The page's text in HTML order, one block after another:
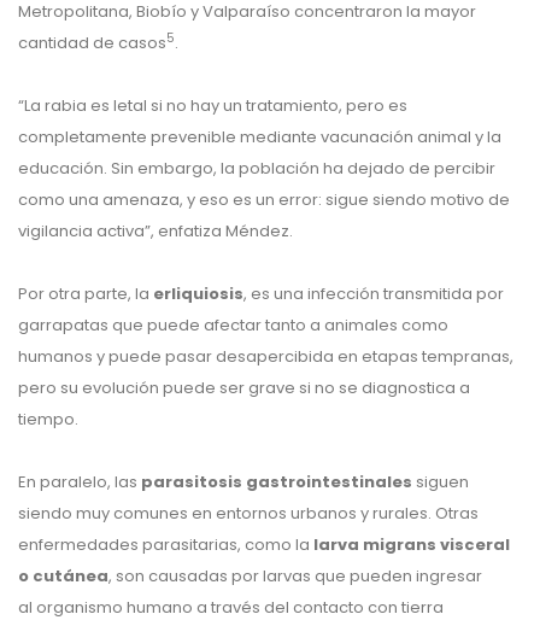
Metropolitana, Biobío y Valparaíso concentraron la mayor
cantidad de casos5.
“La rabia es letal si no hay un tratamiento, pero es
completamente prevenible mediante vacunación animal y la
educación. Sin embargo, la población ha dejado de percibir
como una amenaza, y eso es un error: sigue siendo motivo de
vigilancia activa”, enfatiza Méndez.
Por otra parte, la erliquiosis, es una infección transmitida por
garrapatas que puede afectar tanto a animales como
humanos y puede pasar desapercibida en etapas tempranas,
pero su evolución puede ser grave si no se diagnostica a
tiempo.
En paralelo, las parasitosis gastrointestinales siguen
siendo muy comunes en entornos urbanos y rurales. Otras
enfermedades parasitarias, como la larva migrans visceral
o cutánea, son causadas por larvas que pueden ingresar
al organismo humano a través del contacto con tierra